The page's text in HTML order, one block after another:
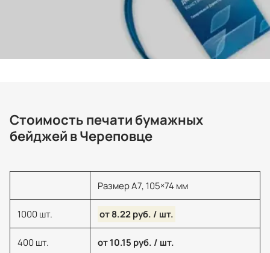
Стоимость печати бумажных
бейджей в Череповце
Размер А7, 105×74 мм
1000 шт. от 8.22 руб. / шт.
400 шт. от 10.15 руб. / шт.